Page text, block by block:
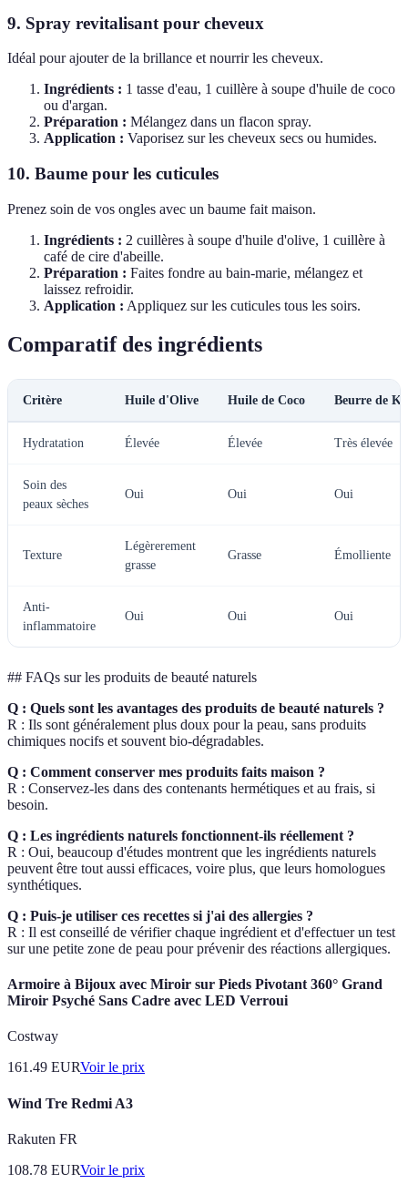
9. Spray revitalisant pour cheveux
Idéal pour ajouter de la brillance et nourrir les cheveux.
Ingrédients : 1 tasse d'eau, 1 cuillère à soupe d'huile de coco
ou d'argan.
Préparation : Mélangez dans un flacon spray.
Application : Vaporisez sur les cheveux secs ou humides.
10. Baume pour les cuticules
Prenez soin de vos ongles avec un baume fait maison.
Ingrédients : 2 cuillères à soupe d'huile d'olive, 1 cuillère à
café de cire d'abeille.
Préparation : Faites fondre au bain-marie, mélangez et
laissez refroidir.
Application : Appliquez sur les cuticules tous les soirs.
Comparatif des ingrédients
Critère Huile d'Olive Huile de Coco Beurre de
Hydratation Élevée Élevée Très élevée
Soin des
peaux sèches
Oui Oui Oui
Texture
Légèrerement
grasse
Grasse Émolliente
Anti-
inflammatoire
Oui Oui Oui
## FAQs sur les produits de beauté naturels
Q : Quels sont les avantages des produits de beauté naturels ?
R : Ils sont généralement plus doux pour la peau, sans produits
chimiques nocifs et souvent bio-dégradables.
Q : Comment conserver mes produits faits maison ?
R : Conservez-les dans des contenants hermétiques et au frais, si
besoin.
Q : Les ingrédients naturels fonctionnent-ils réellement ?
R : Oui, beaucoup d'études montrent que les ingrédients naturels
peuvent être tout aussi efficaces, voire plus, que leurs homologues
synthétiques.
Q : Puis-je utiliser ces recettes si j'ai des allergies ?
R : Il est conseillé de vérifier chaque ingrédient et d'effectuer un test
sur une petite zone de peau pour prévenir des réactions allergiques.
Armoire à Bijoux avec Miroir sur Pieds Pivotant 360° Grand
Miroir Psyché Sans Cadre avec LED Verroui
Costway
161.49 EURVoir le prix
Wind Tre Redmi A3
Rakuten FR
108.78 EURVoir le prix